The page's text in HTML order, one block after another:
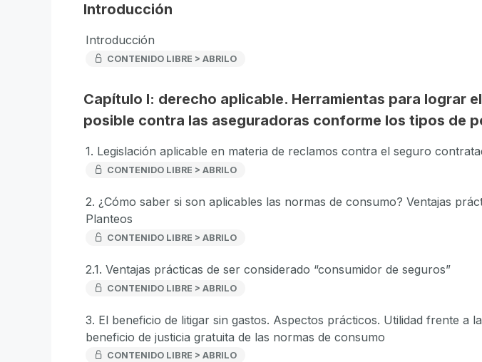
Introducción
Introducción
CONTENIDO LIBRE > ABRILO
Capítulo I: derecho aplicable. Herramientas para lograr
posible contra las aseguradoras conforme los tipos de
1. Legislación aplicable en materia de reclamos contra el seguro
CONTENIDO LIBRE > ABRILO
2. ¿Cómo saber si son aplicables las normas de consumo? Ventajas
Planteos
CONTENIDO LIBRE > ABRILO
2.1. Ventajas prácticas de ser considerado “consumidor de seguros”
CONTENIDO LIBRE > ABRILO
3. El beneficio de litigar sin gastos. Aspectos prácticos. Utilidad frente a
beneficio de justicia gratuita de las normas de consumo
CONTENIDO LIBRE > ABRILO